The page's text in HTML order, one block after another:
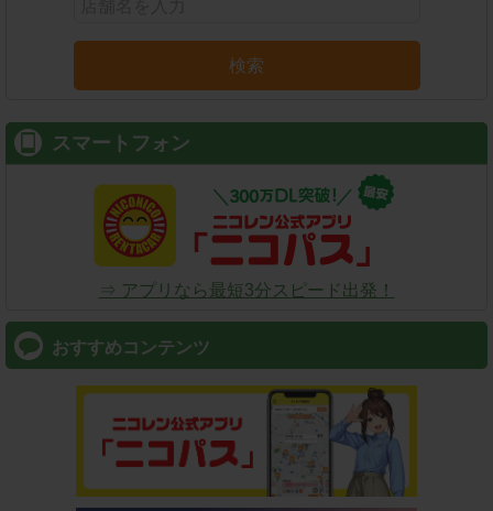
検索
スマートフォン
⇒ アプリなら最短3分スピード出発！
おすすめコンテンツ